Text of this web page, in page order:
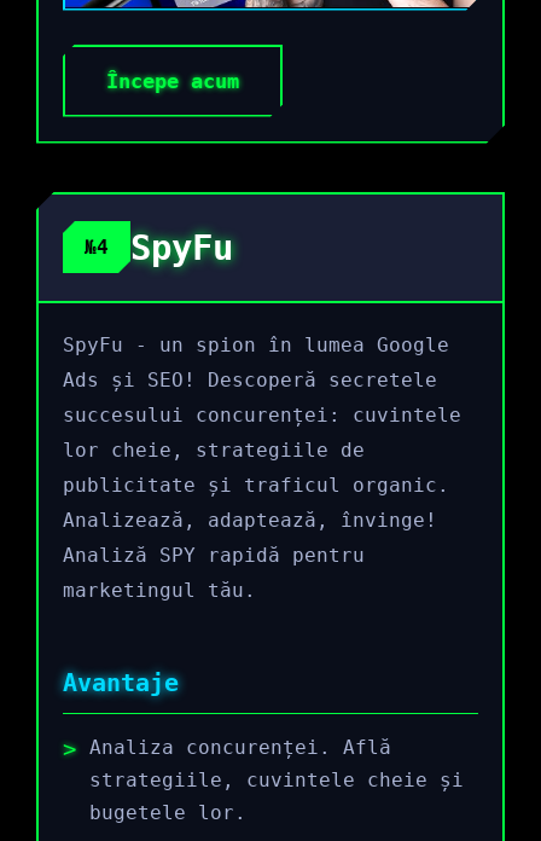
Începe acum
№4 SpyFu
SpyFu - un spion în lumea Google
Ads și SEO! Descoperă secretele
succesului concurenței: cuvintele
lor cheie, strategiile de
publicitate și traficul organic.
Analizează, adaptează, învinge!
Analiză SPY rapidă pentru
marketingul tău.
Avantaje
Analiza concurenței. Află
strategiile, cuvintele cheie și
bugetele lor.